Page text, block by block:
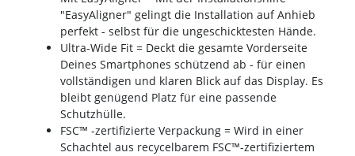
"EasyAligner" gelingt die Installation auf Anhieb
perfekt - selbst für die ungeschicktesten Hände.
Ultra-Wide Fit = Deckt die gesamte Vorderseite
Deines Smartphones schützend ab - für einen
vollständigen und klaren Blick auf das Display. Es
bleibt genügend Platz für eine passende
Schutzhülle.
FSC™ -zertifizierte Verpackung = Wird in einer
Schachtel aus recycelbarem FSC™-zertifiziertem